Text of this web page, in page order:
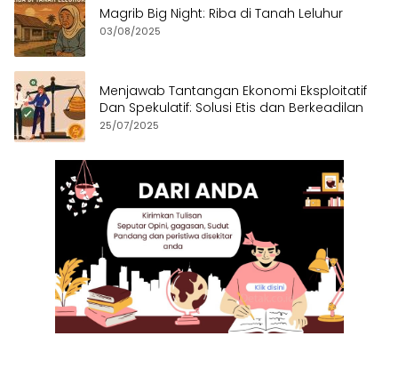
Magrib Big Night: Riba di Tanah Leluhur
03/08/2025
Menjawab Tantangan Ekonomi Eksploitatif
Dan Spekulatif: Solusi Etis dan Berkeadilan
25/07/2025